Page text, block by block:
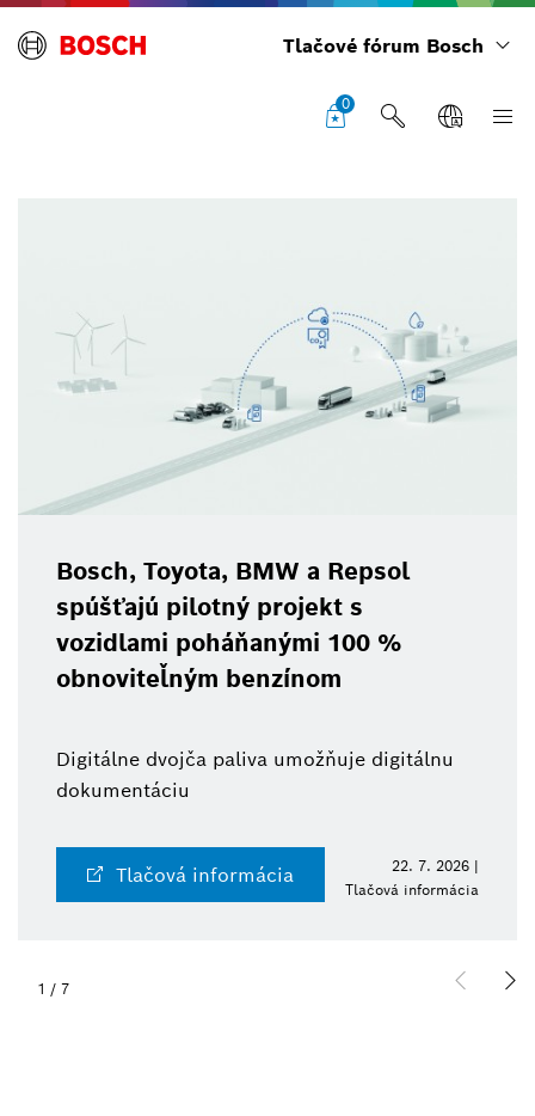
Tlačové fórum Bosch
0
Bosch, Toyota, BMW a Repsol
spúšťajú pilotný projekt s
vozidlami poháňanými 100 %
obnoviteľným benzínom
Digitálne dvojča paliva umožňuje digitálnu
dokumentáciu
Tlačová informácia
22. 7. 2026 |
Tlačová informácia
1 / 7